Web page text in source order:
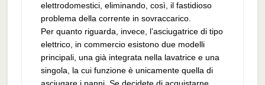
elettrodomestici, eliminando, così, il fastidioso
problema della corrente in sovraccarico.
Per quanto riguarda, invece, l’asciugatrice di tipo
elettrico, in commercio esistono due modelli
principali, una già integrata nella lavatrice e una
singola, la cui funzione è unicamente quella di